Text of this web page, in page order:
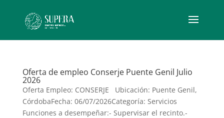
Oferta de empleo Conserje Puente Genil Julio
2026
Oferta Empleo: CONSERJE Ubicación: Puente Genil,
CórdobaFecha: 06/07/2026Categoría: Servicios
Funciones a desempeñar:- Supervisar el recinto.-